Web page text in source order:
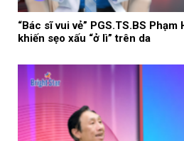
“Bác sĩ vui vẻ” PGS.TS.BS
khiến sẹo xấu “ở lì” trên da